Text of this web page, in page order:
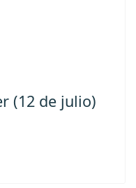
(12 de julio)